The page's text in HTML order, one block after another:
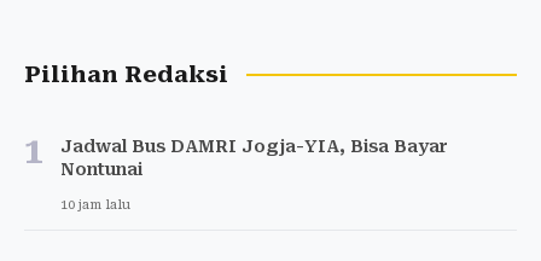
Pilihan Redaksi
1
Jadwal Bus DAMRI Jogja-YIA, Bisa Bayar
Nontunai
10 jam lalu